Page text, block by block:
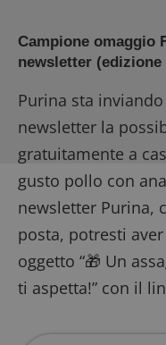
Campione omaggio
newsletter
Purina sta
newsletter la
gratuitamente a
gusto pollo con
newsletter Purina,
posta, potresti
oggetto “🎁 Un
ti aspetta!” con il